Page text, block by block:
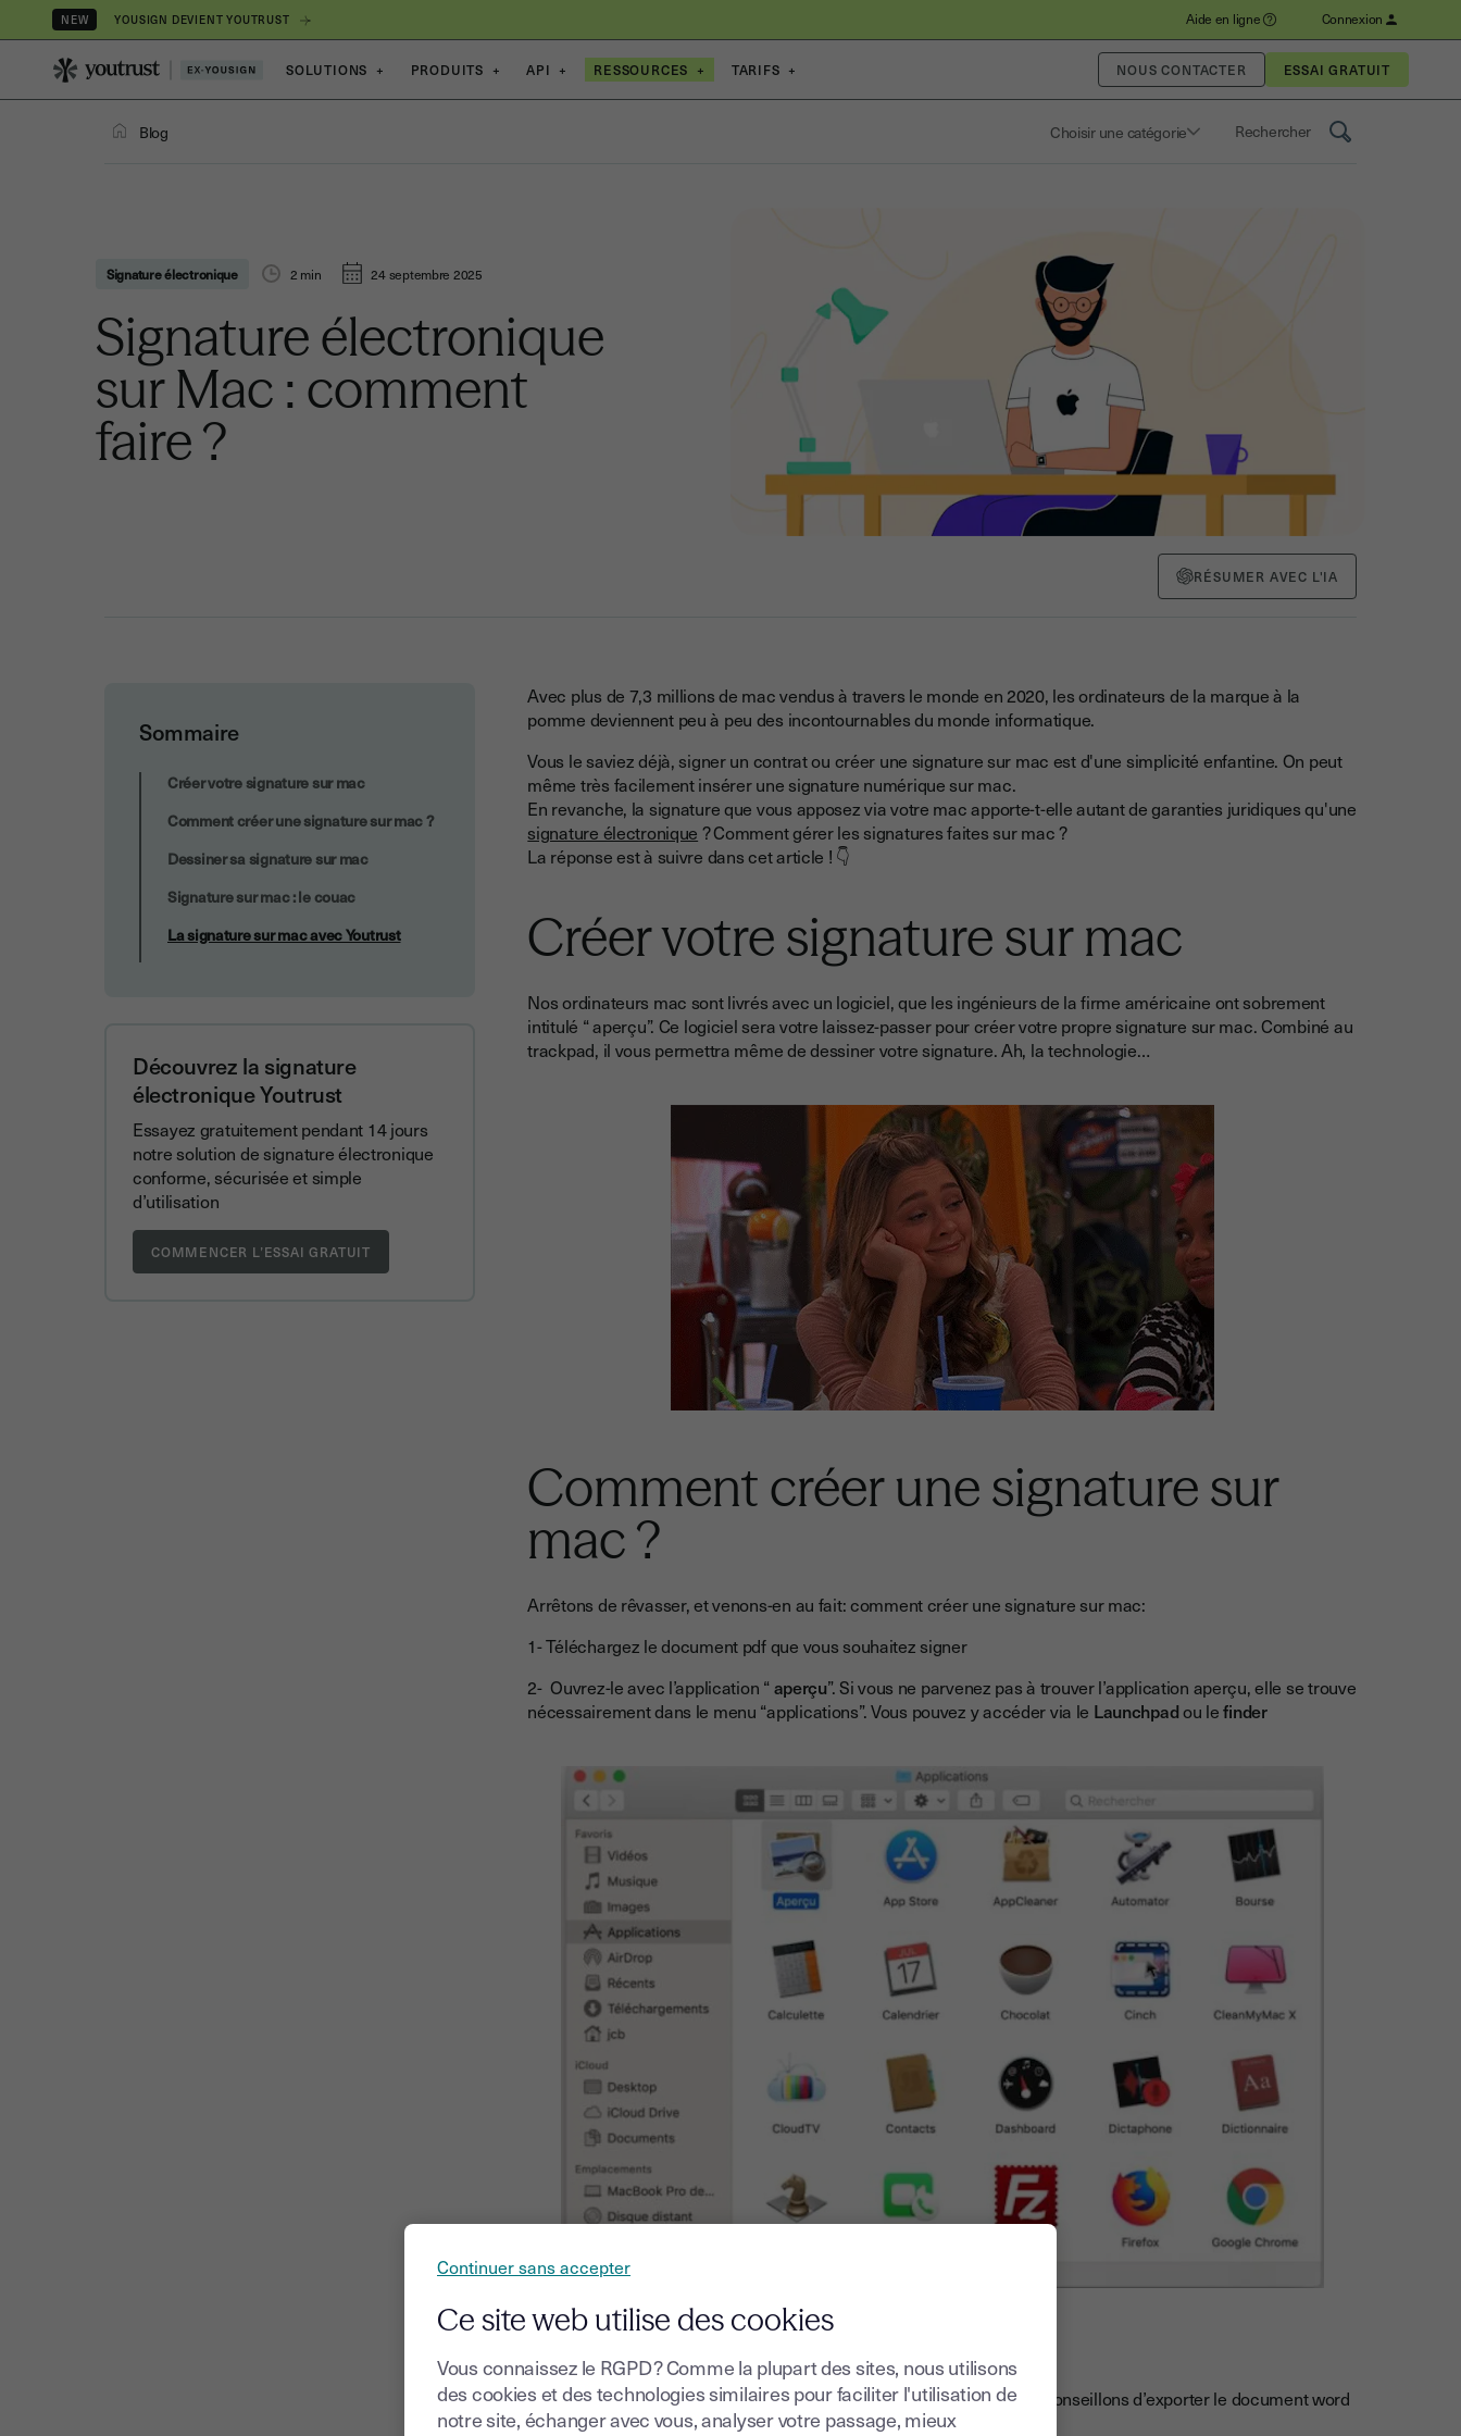
NEW YOUSIGN DEVIENT YOUTRUST Aide en ligne Connexion
SOLUTIONS + PRODUITS + API + RESSOURCES + TARIFS + NOUS CONTACTER
Blog Choisir une catégorie Saisissez un terme pour
Signature électronique 2 min 24 septembre 2025
Signature électronique
sur Mac : comment
faire ?
RÉSUMER AVEC L'IA
Sommaire
La signature sur mac avec Youtrust
Créer votre signature sur mac
Comment créer une signature sur mac ?
Dessiner sa signature sur mac
Signature sur mac : le couac
La signature sur mac avec Youtrust
Découvrez la signature
électronique Youtrust
Essayez gratuitement pendant 14 jours
notre solution de signature électronique
conforme, sécurisée et simple
d’utilisation
Avec plus de 7,3 millions de mac vendus à travers le monde en 2020, les ordinateurs de la marque à la
pomme deviennent peu à peu des incontournables du monde informatique.
Vous le saviez déjà, signer un contrat ou créer une signature sur mac est d'une simplicité enfantine. On peut
même très facilement insérer une signature numérique sur mac.
En revanche, la signature que vous apposez via votre mac apporte-t-elle autant de garanties juridiques qu'une
signature électronique ? Comment gérer les signatures faites sur mac ?
La réponse est à suivre dans cet article ! 👇
Créer votre signature sur mac
Nos ordinateurs mac sont livrés avec un logiciel, que les ingénieurs de la firme américaine ont sobrement
intitulé “ aperçu”. Ce logiciel sera votre laissez-passer pour créer votre propre signature sur mac. Combiné au
trackpad, il vous permettra même de dessiner votre signature. Ah, la technologie…
Comment créer une signature sur
mac ?
Arrêtons de rêvasser, et venons-en au fait: comment créer une signature sur mac:
1- Téléchargez le document pdf que vous souhaitez signer
2- Ouvrez-le avec l’application “aperçu”. Si vous ne parvenez pas à trouver l’application aperçu, elle se trouve
nécessairement dans le menu “applications”. Vous pouvez y accéder via le Launchpadou lefinder
Notez que si votre document est au formatword for mac, nous vous conseillons d’exporter le document word
en document PDF pour bien faire votre signature électronique mac.
Continuer sans accepter
Ce site web utilise des cookies
Vous connaissez le RGPD ? Comme la plupart des sites, nous utilisons
des cookies et des technologies similaires pour faciliter l'utilisation de
notre site, échanger avec vous, analyser votre passage, mieux